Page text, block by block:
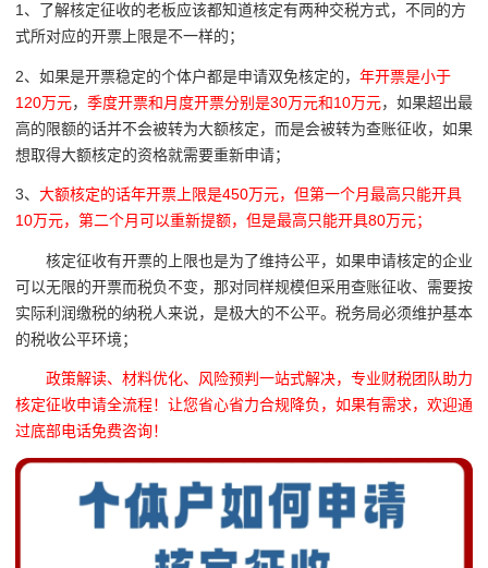
1、了解核定征收的老板应该都知道核定有两种交税方式，不同的方
式所对应的开票上限是不一样的；
2、如果是开票稳定的个体户都是申请双免核定的， 年开票是小于
120万元， 季度开票和月度开票分别是30万元和10万元，如果超出最
高的限额的话并不会被转为大额核定，而是会被转为查账征收，如果
想取得大额核定的资格就需要重新申请；
3、 大额核定的话年开票上限是450万元，但第一个月最高只能开具
10万元，第二个月可以重新提额，但是最高只能开具80万元；
核定征收有开票的上限也是为了维持公平，如果申请核定的企业
可以无限的开票而税负不变，那对同样规模但采用查账征收、需要按
实际利润缴税的纳税人来说，是极大的不公平。税务局必须维护基本
的税收公平环境；
政策解读、材料优化、风险预判一站式解决，专业财税团队助力
核定征收申请全流程！让您省心省力合规降负，如果有需求，欢迎通
过底部电话免费咨询！